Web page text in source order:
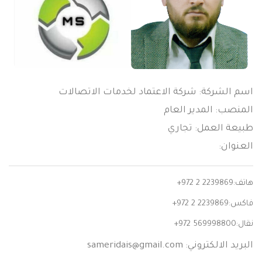
اسم الشركة: شركة الاعتماد لخدمات الاتصالات
المنصب: المدير العام
طبيعة العمل: تجاري
العنوان:
هاتف:+972 2 2239869
فاكس:+972 2 2239869
نقال:+972 569998800
البريد الالكتروني: sameridais@gmail.com